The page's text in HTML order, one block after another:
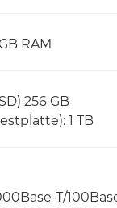
RAM
256 GB
1 TB
T/